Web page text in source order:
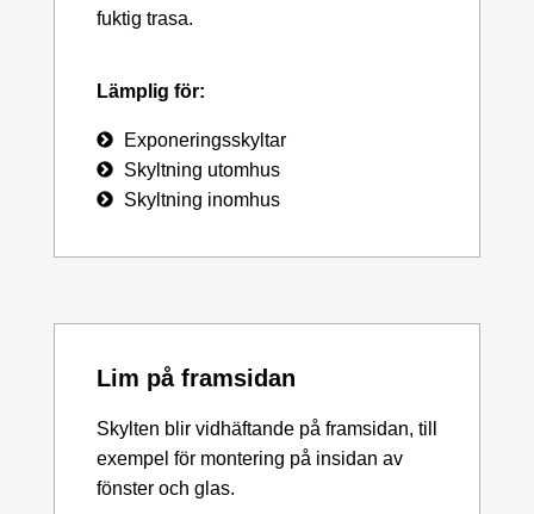
fuktig trasa.
Lämplig för:
Exponeringsskyltar
Skyltning utomhus
Skyltning inomhus
Lim på framsidan
Skylten blir vidhäftande på framsidan, till
exempel för montering på insidan av
fönster och glas.